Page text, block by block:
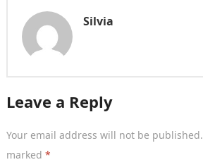
Silvia
Leave a Reply
Your email address will not be published.
marked *